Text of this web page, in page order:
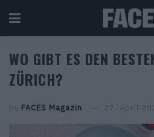
WO GIBT ES DEN
ZÜRICH?
by FACES Magazin 27. April